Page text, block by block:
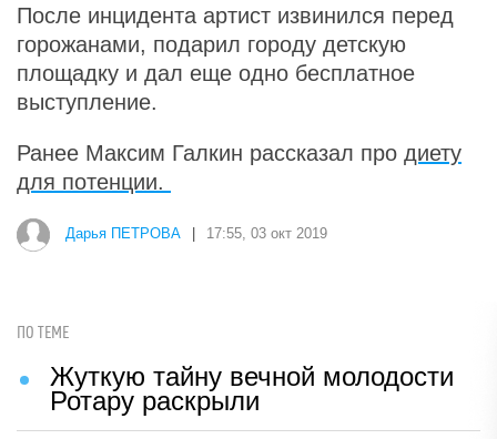
После инцидента артист извинился перед
горожанами, подарил городу детскую
площадку и дал еще одно бесплатное
выступление.
Ранее Максим Галкин рассказал про диету
для потенции.
Дарья ПЕТРОВА 17:55, 03 окт 2019
ПО ТЕМЕ
Жуткую тайну вечной молодости
Ротару раскрыли